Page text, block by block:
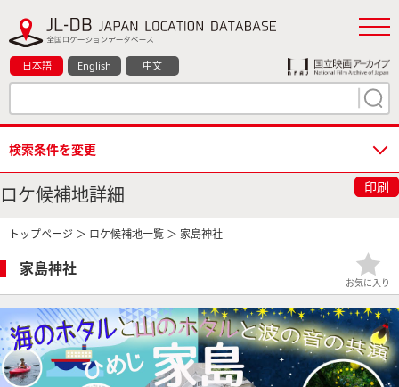
日本語 English 中文
検索条件を変更
ロケ候補地詳細 印刷
トップページ ＞ ロケ候補地一覧 ＞ 家島神社
家島神社
お気に入り